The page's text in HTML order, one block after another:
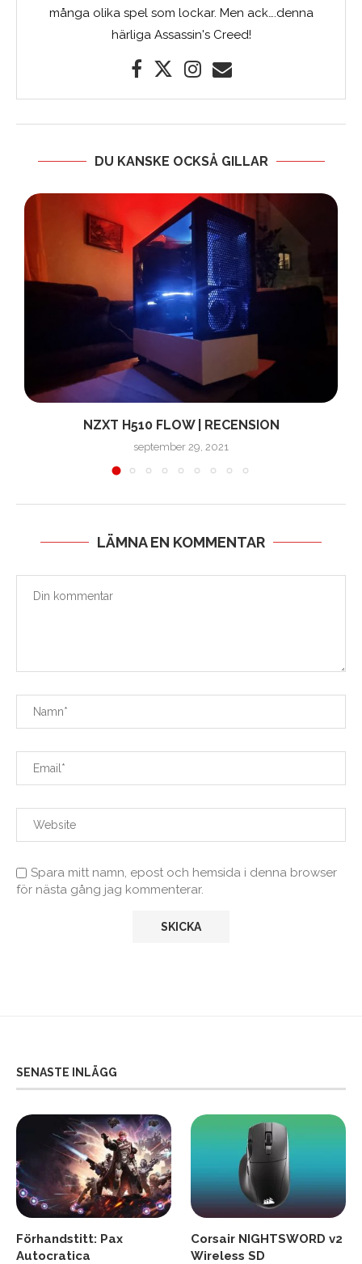
många olika spel som lockar. Men ack….denna
härliga Assassin's Creed!
DU KANSKE OCKSÅ GILLAR
NZXT H510 FLOW | RECENSION
september 29, 2021
LÄMNA EN KOMMENTAR
Spara mitt namn, epost och hemsida i denna browser
för nästa gång jag kommenterar.
SENASTE INLÄGG
Förhandstitt: Pax
Autocratica
Corsair NIGHTSWORD v2
Wireless SD